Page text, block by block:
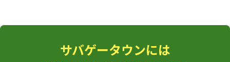
サバゲータウンには